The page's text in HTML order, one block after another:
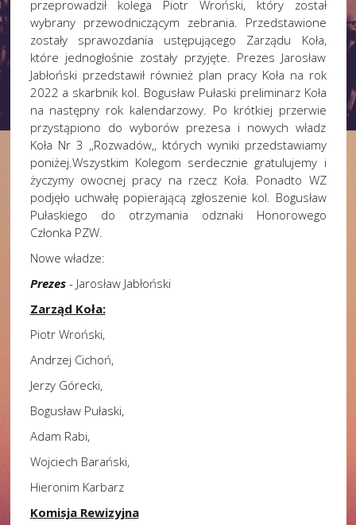
przeprowadził kolega Piotr Wroński, który został
wybrany przewodniczącym zebrania. Przedstawione
zostały sprawozdania ustępującego Zarządu Koła,
które jednogłośnie zostały przyjęte. Prezes Jarosław
Jabłoński przedstawił również plan pracy Koła na rok
2022 a skarbnik kol. Bogusław Pułaski preliminarz Koła
na następny rok kalendarzowy. Po krótkiej przerwie
przystąpiono do wyborów prezesa i nowych władz
Koła Nr 3 ,,Rozwadów,, których wyniki przedstawiamy
poniżej.Wszystkim Kolegom serdecznie gratulujemy i
życzymy owocnej pracy na rzecz Koła. Ponadto WZ
podjęło uchwałę popierającą zgłoszenie kol. Bogusław
Pułaskiego do otrzymania odznaki Honorowego
Członka PZW.
Nowe władze:
Prezes- Jarosław Jabłoński
Zarząd Koła:
Piotr Wroński,
Andrzej Cichoń,
Jerzy Górecki,
Bogusław Pułaski,
Adam Rabi,
Wojciech Barański,
Hieronim Karbarz
Komisja Rewizyjna